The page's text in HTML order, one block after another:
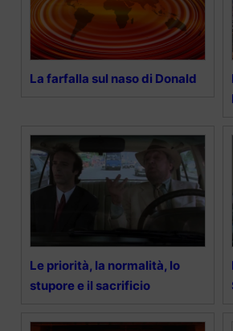
La farfalla sul naso di Donald
Le priorità, la normalità, lo
stupore e il sacrificio